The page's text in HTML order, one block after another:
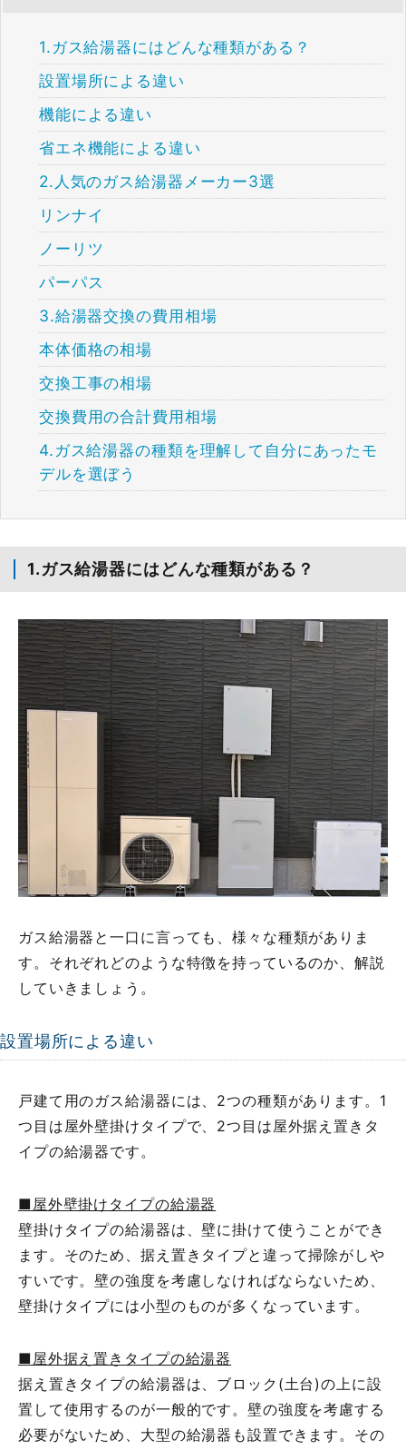
1.ガス給湯器にはどんな種類がある？
設置場所による違い
機能による違い
省エネ機能による違い
2.人気のガス給湯器メーカー3選
リンナイ
ノーリツ
パーパス
3.給湯器交換の費用相場
本体価格の相場
交換工事の相場
交換費用の合計費用相場
4.ガス給湯器の種類を理解して自分にあったモ
デルを選ぼう
1.ガス給湯器にはどんな種類がある？
ガス給湯器と一口に言っても、様々な種類がありま
す。それぞれどのような特徴を持っているのか、解説
していきましょう。
設置場所による違い
戸建て用のガス給湯器には、2つの種類があります。1
つ目は屋外壁掛けタイプで、2つ目は屋外据え置きタ
イプの給湯器です。
■屋外壁掛けタイプの給湯器
壁掛けタイプの給湯器は、壁に掛けて使うことができ
ます。そのため、据え置きタイプと違って掃除がしや
すいです。壁の強度を考慮しなければならないため、
壁掛けタイプには小型のものが多くなっています。
■屋外据え置きタイプの給湯器
据え置きタイプの給湯器は、ブロック(土台)の上に設
置して使用するのが一般的です。壁の強度を考慮する
必要がないため、大型の給湯器も設置できます。その